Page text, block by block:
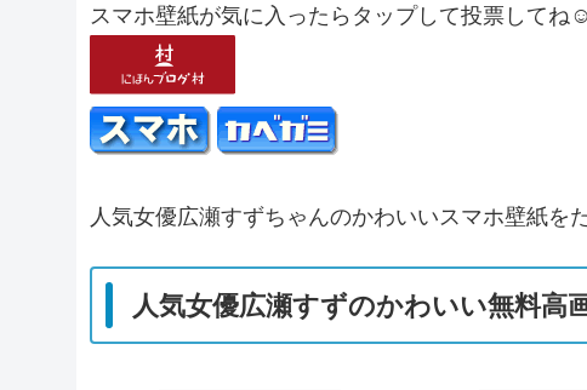
スマホ壁紙が気に入ったらタップして投票してね☺
人気女優広瀬すずちゃんのかわいいスマホ壁紙を
人気女優広瀬すずのかわいい無料高